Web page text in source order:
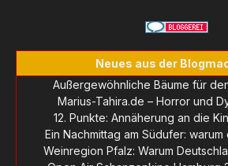
Neues aus der
Außergewöhnliche Bäume für
Marius-Tahira.de – Horror und
12. Punkte: Annäherung an die
Ein Nachmittag am Südufer: warum
Weinregion Pfalz: Warum